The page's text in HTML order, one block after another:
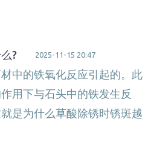
? 2025-11-15 20:47
中的铁氧化反应引起的。此
用下与石头中的铁发生反
是为什么草酸除锈时锈斑越